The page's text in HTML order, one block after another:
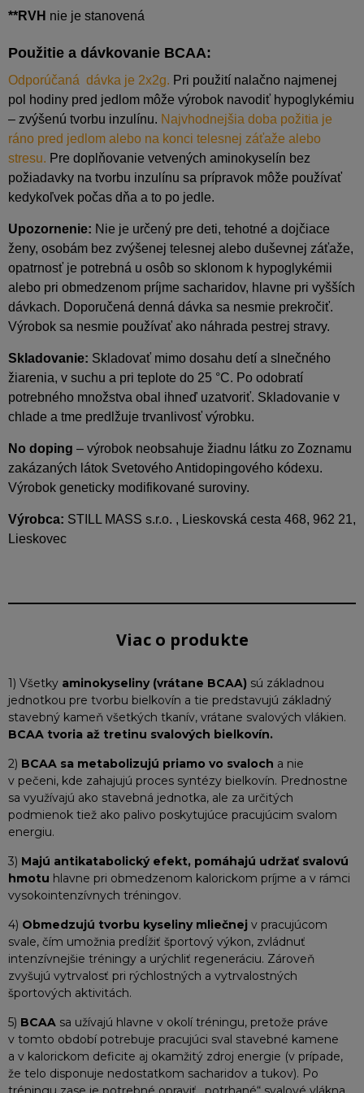
**RVH nie je stanovená
Použitie a dávkovanie BCAA:
Odporúčaná dávka je 2x2g. Pri použití nalačno najmenej
pol hodiny pred jedlom môže výrobok navodiť hypoglykémiu
– zvýšenú tvorbu inzulínu. Najvhodnejšia doba požitia je
ráno pred jedlom alebo na konci telesnej záťaže alebo
stresu. Pre doplňovanie vetvených aminokyselín bez
požiadavky na tvorbu inzulínu sa prípravok môže používať
kedykoľvek počas dňa a to po jedle.
Upozornenie: Nie je určený pre deti, tehotné a dojčiace
ženy, osobám bez zvýšenej telesnej alebo duševnej záťaže,
opatrnosť je potrebná u osôb so sklonom k hypoglykémii
alebo pri obmedzenom príjme sacharidov, hlavne pri vyšších
dávkach. Doporučená denná dávka sa nesmie prekročiť.
Výrobok sa nesmie používať ako náhrada pestrej stravy.
Skladovanie: Skladovať mimo dosahu detí a slnečného
žiarenia, v suchu a pri teplote do 25 °C. Po odobratí
potrebného množstva obal ihneď uzatvoriť. Skladovanie v
chlade a tme predlžuje trvanlivosť výrobku.
No doping – výrobok neobsahuje žiadnu látku zo Zoznamu
zakázaných látok Svetového Antidopingového kódexu.
Výrobok geneticky modifikované suroviny.
Výrobca: STILL MASS s.r.o. , Lieskovská cesta 468, 962 21,
Lieskovec
Viac o produkte
1) Všetky aminokyseliny (vrátane BCAA) sú základnou
jednotkou pre tvorbu bielkovín a tie predstavujú základný
stavebný kameň všetkých tkanív, vrátane svalových vlákien.
BCAA tvoria až tretinu svalových bielkovín.
2) BCAA sa metabolizujú priamo vo svaloch a nie
v pečeni, kde zahajujú proces syntézy bielkovín. Prednostne
sa využívajú ako stavebná jednotka, ale za určitých
podmienok tiež ako palivo poskytujúce pracujúcim svalom
energiu.
3) Majú antikatabolický efekt, pomáhajú udržať svalovú
hmotu hlavne pri obmedzenom kalorickom príjme a v rámci
vysokointenzívnych tréningov.
4) Obmedzujú tvorbu kyseliny mliečnej v pracujúcom
svale, čím umožnia predĺžiť športový výkon, zvládnuť
intenzívnejšie tréningy a urýchliť regeneráciu. Zároveň
zvyšujú vytrvalosť pri rýchlostných a vytrvalostných
športových aktivitách.
5) BCAA sa užívajú hlavne v okolí tréningu, pretože práve
v tomto období potrebuje pracujúci sval stavebné kamene
a v kalorickom deficite aj okamžitý zdroj energie (v prípade,
že telo disponuje nedostatkom sacharidov a tukov). Po